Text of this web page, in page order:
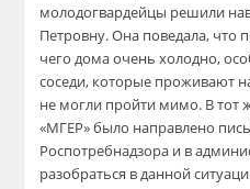
молодогвардейцы решили
Петровну. Она поведала, что
чего дома очень холодно,
соседи, которые проживают
не могли пройти мимо. В тот
«МГЕР» было направлено
Роспотребнадзора и в
разобраться в данной